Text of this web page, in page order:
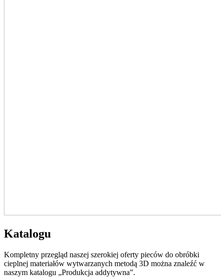
Katalogu
Kompletny przegląd naszej szerokiej oferty pieców do obróbki
cieplnej materiałów wytwarzanych metodą 3D można znaleźć w
naszym katalogu „Produkcja addytywna”.